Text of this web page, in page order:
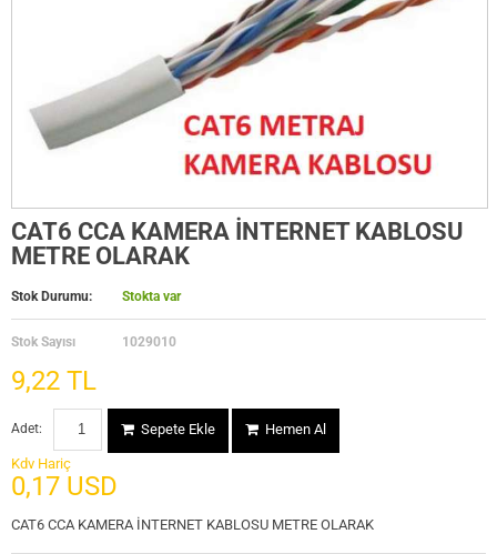
CAT6 CCA KAMERA İNTERNET KABLOSU
METRE OLARAK
Stok Durumu: Stokta var
Stok Sayısı 1029010
9,22 TL
Adet: Sepete Ekle Hemen Al
Kdv Hariç
0,17 USD
CAT6 CCA KAMERA İNTERNET KABLOSU METRE OLARAK